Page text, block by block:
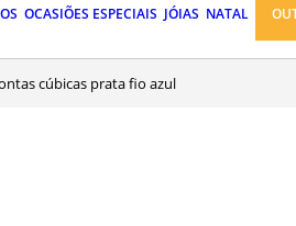
OCASIÕES ESPECIAIS JÓIAS NATAL
cúbicas prata fio azul